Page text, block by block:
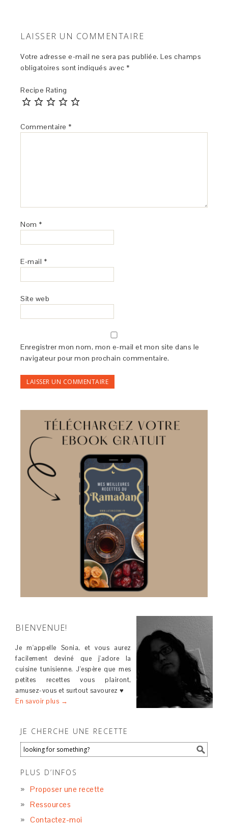
LAISSER UN COMMENTAIRE
Votre adresse e-mail ne sera pas publiée. Les champs
obligatoires sont indiqués avec *
Recipe Rating
Commentaire *
Nom *
E-mail *
Site web
Enregistrer mon nom, mon e-mail et mon site dans le
navigateur pour mon prochain commentaire.
BIENVENUE!
Je m'appelle Sonia, et vous aurez
facilement deviné que j'adore la
cuisine tunisienne. J'espère que mes
petites recettes vous plairont,
amusez-vous et surtout savourez ♥
En savoir plus →
JE CHERCHE UNE RECETTE
PLUS D’INFOS
Proposer une recette
Ressources
Contactez-moi